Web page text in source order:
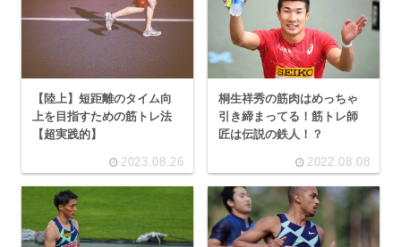
【陸上】短距離のタイム向
上を目指すための筋トレ法
【超実践的】
2023.08.26
桐生祥秀の筋肉はめっちゃ
引き締まってる！筋トレ師
匠は伝説の鉄人！？
2022.08.08